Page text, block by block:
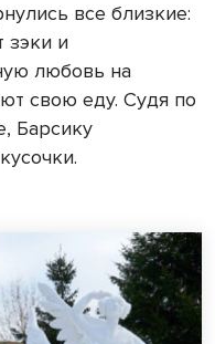
все близкие:
зэки и
любовь на
свою еду. Судя по
Барсику